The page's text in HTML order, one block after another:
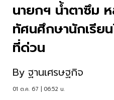
นายกฯ น้ำตาซึม
ทัศนศึกษานักเรีย
ที่ด่วน
By ฐานเศรษฐกิจ
01 ต.ค. 67 | 06:52 น.